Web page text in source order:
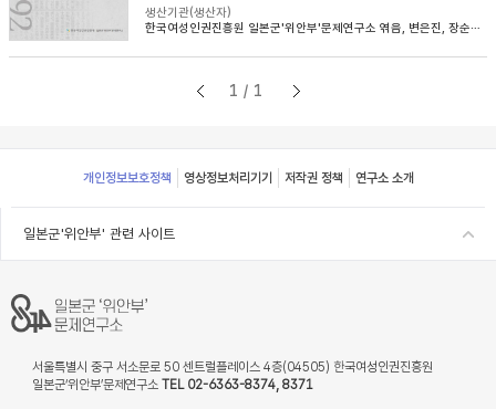
생산기관(생산자)
한국여성인권진흥원 일본군'위안부'문제연구소 엮음, 변은진, 장순순, 이태규 옮김
1/1
Footer
개인정보보호정책 영상정보처리기기 저작권 정책 연구소 소개
일본군'위안부' 관련 사이트
서울특별시 중구 서소문로 50 센트럴플레이스 4층(04505) 한국여성인권진흥원
일본군‘위안부’문제연구소 TEL 02-6363-8374, 8371